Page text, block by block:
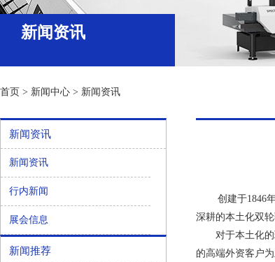
新闻资讯
首页 > 新闻中心 > 新闻资讯
新闻资讯
新闻资讯
行内新闻
展会信息
新闻推荐
创建于1846
深耕的本土化双轮
对于本土化的理
的高端外资客户